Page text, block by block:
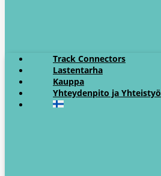
Track Connectors
Lastentarha
Kauppa
Yhteydenpito ja Yhteistyö​